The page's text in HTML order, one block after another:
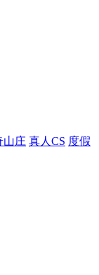
山庄 真人CS 度假